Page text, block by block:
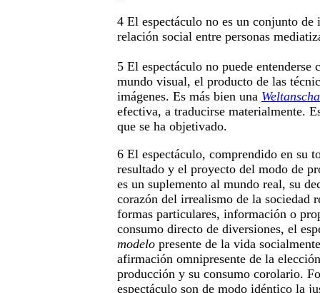
4 El espectáculo no es un conjunto de
relación social entre personas
5 El espectáculo no puede entenderse
mundo visual, el producto de las
imágenes. Es más bien una
efectiva, a traducirse materialmente.
que se ha objetivado.
6 El espectáculo, comprendido en su
resultado y el proyecto del modo de
es un suplemento al mundo real, su
corazón del irrealismo de la sociedad
formas particulares, información o
consumo directo de diversiones, el
modelo presente de la vida
afirmación omnipresente de la
producción y su consumo corolario.
espectáculo son de modo idéntico la